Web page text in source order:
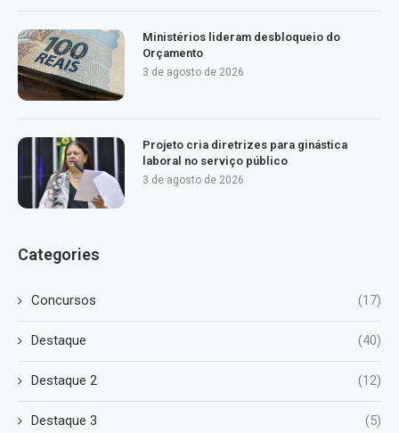
Ministérios lideram desbloqueio do
Orçamento
3 de agosto de 2026
Projeto cria diretrizes para ginástica
laboral no serviço público
3 de agosto de 2026
Categories
Concursos (17)
Destaque (40)
Destaque 2 (12)
Destaque 3 (5)